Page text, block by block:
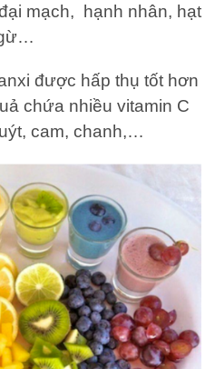
mạch, hạnh nhân, hạt
được hấp thụ tốt hơn
chứa nhiều vitamin C
cam, chanh,…